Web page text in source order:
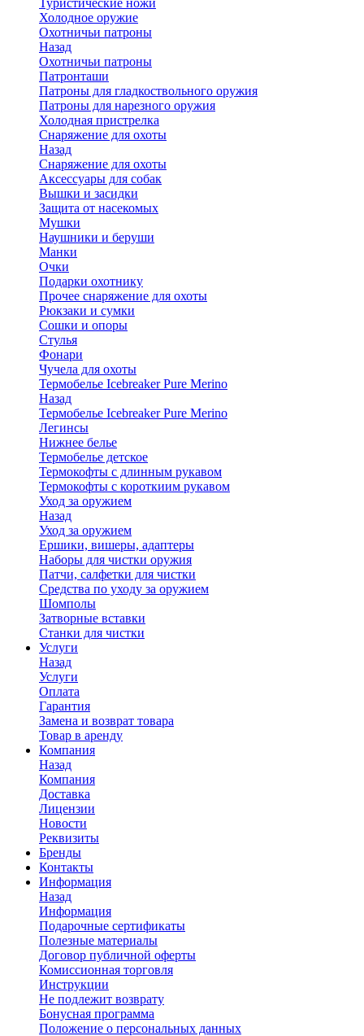
Туристические ножи
Холодное оружие
Охотничьи патроны
Назад
Охотничьи патроны
Патронташи
Патроны для гладкоствольного оружия
Патроны для нарезного оружия
Холодная пристрелка
Снаряжение для охоты
Назад
Снаряжение для охоты
Аксессуары для собак
Вышки и засидки
Защита от насекомых
Мушки
Наушники и беруши
Манки
Очки
Подарки охотнику
Прочее снаряжение для охоты
Рюкзаки и сумки
Сошки и опоры
Стулья
Фонари
Чучела для охоты
Термобелье Icebreaker Pure Merino
Назад
Термобелье Icebreaker Pure Merino
Легинсы
Нижнее белье
Термобелье детское
Термокофты с длинным рукавом
Термокофты с короткиим рукавом
Уход за оружием
Назад
Уход за оружием
Ершики, вишеры, адаптеры
Наборы для чистки оружия
Патчи, салфетки для чистки
Средства по уходу за оружием
Шомполы
Затворные вставки
Станки для чистки
Услуги
Назад
Услуги
Оплата
Гарантия
Замена и возврат товара
Товар в аренду
Компания
Назад
Компания
Доставка
Лицензии
Новости
Реквизиты
Бренды
Контакты
Информация
Назад
Информация
Подарочные сертификаты
Полезные материалы
Договор публичной оферты
Комиссионная торговля
Инструкции
Не подлежит возврату
Бонусная программа
Положение о персональных данных